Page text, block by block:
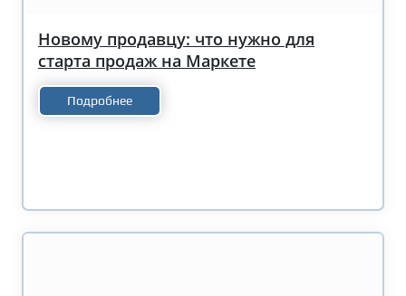
Новому продавцу: что нужно для
старта продаж на Маркете
Подробнее